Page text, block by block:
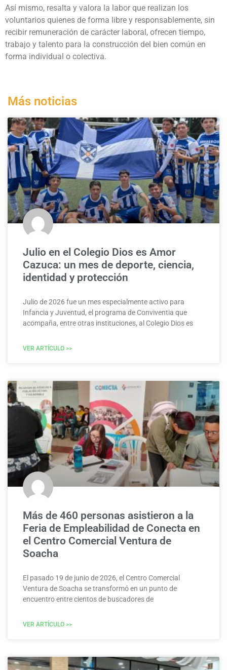
Así mismo, resalta y valora la labor que realizan los
voluntarios quienes de forma libre y responsablemente, sin
recibir remuneración de carácter laboral, ofrecen tiempo,
trabajo y talento para la construcción del bien común en
forma individual o colectiva.
Más noticias
Julio en el Colegio Dios es Amor
Cazuca: un mes de deporte, ciencia,
identidad y protección
Julio de 2026 fue un mes especialmente activo para
Infancia y Juventud, el programa de Conviventia que
acompaña, entre otras instituciones, al Colegio Dios es
VER ARTÍCULO >>
Más de 460 personas asistieron a la
Feria de Empleabilidad de Conecta en
el Centro Comercial Ventura de
Soacha
El pasado 19 de junio de 2026, el Centro Comercial
Ventura de Soacha se transformó en un punto de
encuentro entre cientos de buscadores de
VER ARTÍCULO >>